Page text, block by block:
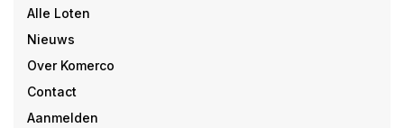
Alle Loten
Nieuws
Over Komerco
Contact
Aanmelden